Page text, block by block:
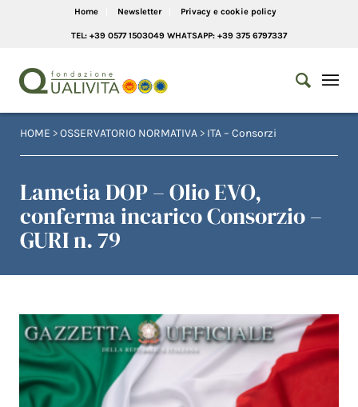
Home Newsletter Privacy e cookie policy
TEL: +39 0577 1503049 WHATSAPP: +39 375 6797337
HOME >OSSERVATORIO NORMATIVA > ITA – Consorzi
Lametia DOP – Olio EVO,
conferma incarico Consorzio –
GURI n. 79